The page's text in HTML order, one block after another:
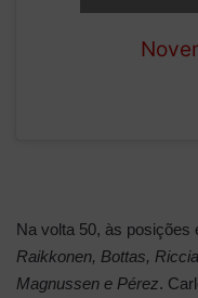
—
Na volta 50, às posições
Raikkonen, Bottas,
Magnussen e Pérez.